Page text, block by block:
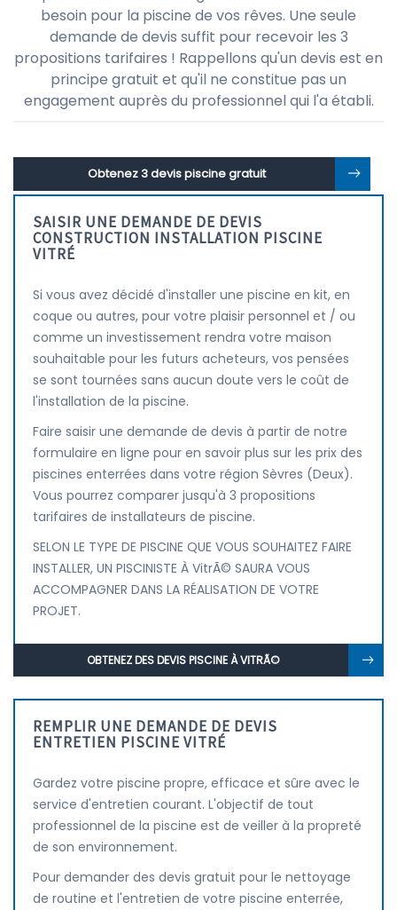
besoin pour la piscine de vos rêves. Une seule
demande de devis suffit pour recevoir les 3
propositions tarifaires ! Rappellons qu'un devis est en
principe gratuit et qu'il ne constitue pas un
engagement auprès du professionnel qui l'a établi.
Obtenez 3 devis piscine gratuit
SAISIR UNE DEMANDE DE DEVIS
CONSTRUCTION INSTALLATION PISCINE
VITRÉ
Si vous avez décidé d'installer une piscine en kit, en
coque ou autres, pour votre plaisir personnel et / ou
comme un investissement rendra votre maison
souhaitable pour les futurs acheteurs, vos pensées
se sont tournées sans aucun doute vers le coût de
l'installation de la piscine.
Faire saisir une demande de devis à partir de notre
formulaire en ligne pour en savoir plus sur les prix des
piscines enterrées dans votre région Sèvres (Deux).
Vous pourrez comparer jusqu'à 3 propositions
tarifaires de installateurs de piscine.
SELON LE TYPE DE PISCINE QUE VOUS SOUHAITEZ FAIRE
INSTALLER, UN PISCINISTE À VitrÃ© SAURA VOUS
ACCOMPAGNER DANS LA RÉALISATION DE VOTRE
PROJET.
OBTENEZ DES DEVIS PISCINE À VITRÃ©
REMPLIR UNE DEMANDE DE DEVIS
ENTRETIEN PISCINE VITRÉ
Gardez votre piscine propre, efficace et sûre avec le
service d'entretien courant. L'objectif de tout
professionnel de la piscine est de veiller à la propreté
de son environnement.
Pour demander des devis gratuit pour le nettoyage
de routine et l'entretien de votre piscine enterrée,